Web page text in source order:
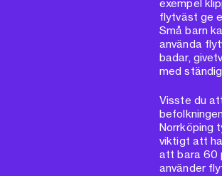
exempel
flytväst ge
Små barn
använda
badar,
med ständig
Visste du
Norrköping
viktigt att
att bara 60
använder